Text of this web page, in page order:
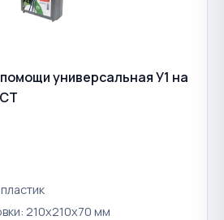
универсальная У1 на
210х210х70 мм